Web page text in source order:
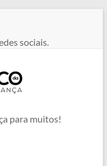
sociais.
para muitos!